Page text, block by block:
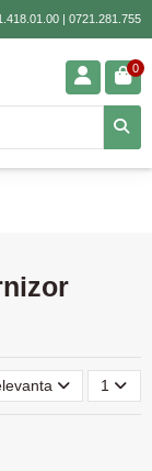
| 0721.281.755
0
1